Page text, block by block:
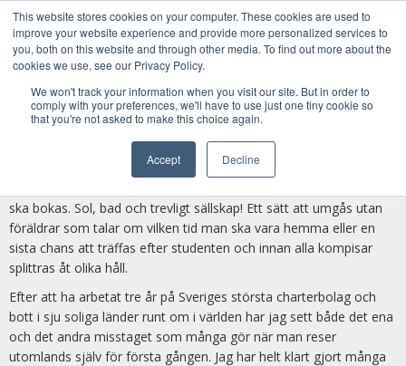
This website stores cookies on your computer. These cookies are used to
improve your website experience and provide more personalized services to
you, both on this website and through other media. To find out more about the
cookies we use, see our Privacy Policy.
We won't track your information when you visit our site. But in order to
comply with your preferences, we'll have to use just one tiny cookie so
that you're not asked to make this choice again.
Accept Decline
Utlandsresan – att undvika
utgiftsfällan
Kategorier:
Sparande
ska bokas. Sol, bad och trevligt sällskap! Ett sätt att umgås utan
föräldrar som talar om vilken tid man ska vara hemma eller en
sista chans att träffas efter studenten och innan alla kompisar
splittras åt olika håll.
Efter att ha arbetat tre år på Sveriges största charterbolag och
bott i sju soliga länder runt om i världen har jag sett både det ena
och det andra misstaget som många gör när man reser
utomlands själv för första gången. Jag har helt klart gjort många